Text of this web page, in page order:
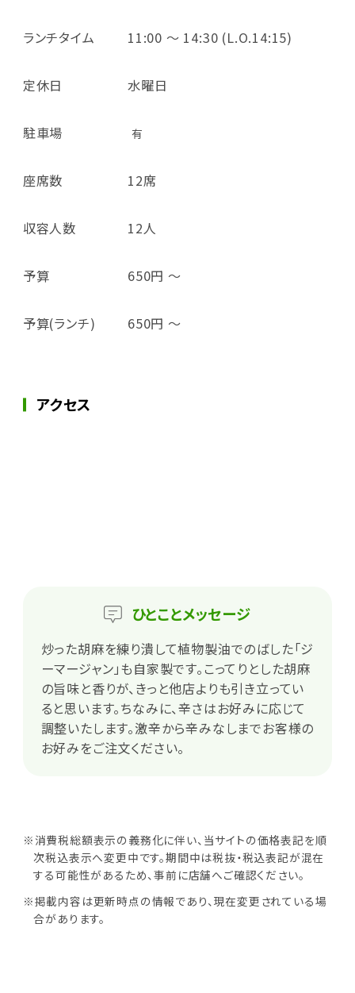
ランチタイム 11:00 ～ 14:30 (L.O.14:15)
定休日 水曜日
駐車場 有
座席数 12席
収容人数 12人
予算 650円 ～
予算(ランチ) 650円 ～
アクセス
ひとことメッセージ
炒った胡麻を練り潰して植物製油でのばした「ジ
ーマージャン」も自家製です。こってりとした胡麻
の旨味と香りが、きっと他店よりも引き立ってい
ると思います。ちなみに、辛さはお好みに応じて
調整いたします。激辛から辛みなしまでお客様の
お好みをご注文ください。
※消費税総額表示の義務化に伴い、当サイトの価格表記を順
次税込表示へ変更中です。期間中は税抜・税込表記が混在
する可能性があるため、事前に店舗へご確認ください。
※掲載内容は更新時点の情報であり、現在変更されている場
合があります。